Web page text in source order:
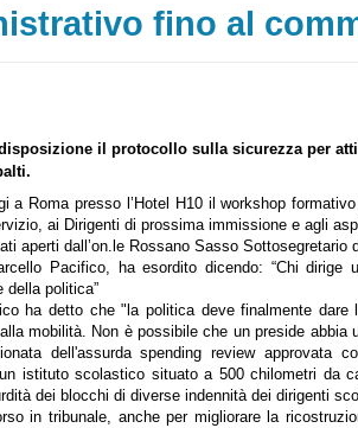
fino al
il protocollo sulla sicurezza per
a Roma presso l’Hotel H10 il workshop
ai Dirigenti di prossima immissione e agli
aperti dall’on.le Rossano Sasso
Pacifico, ha esordito dicendo: “Chi dirige
della politica”
ha detto che "la politica deve finalmente
mobilità. Non è possibile che un preside
dell'assurda spending review
istituto scolastico situato a 500 chilometri da
dei blocchi di diverse indennità dei dirigenti
in tribunale, anche per migliorare la